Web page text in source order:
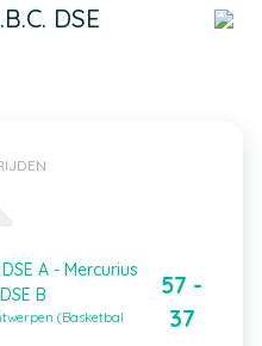
DSE
A - Mercurius
B
(Basketbal
57 -
37